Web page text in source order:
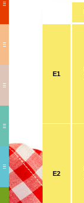
E1
E2